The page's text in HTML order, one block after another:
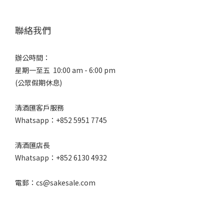
牌
Brewery
森釀造
所 (3)
聯絡我們
辦公時間：
星期一至五 10:00 am - 6:00 pm
(公眾假期休息)
清酒匯客戶服務
Whatsapp：+852 5951 7745
清酒匯店長
Whatsapp：+852 6130 4932
電郵：cs@sakesale.com